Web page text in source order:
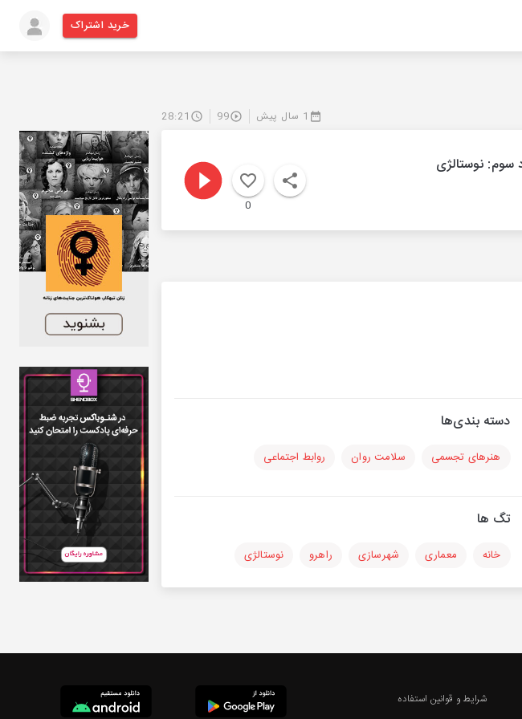
خرید اشتراک
1 سال پیش 99
28:21
0
دسته بندی‌ها
هنرهای تجسمی سلامت روان روابط اجتماعی
تگ ها
خانه معماری شهرسازی راهرو نوستالژی
شرایط و قوانین استفاده